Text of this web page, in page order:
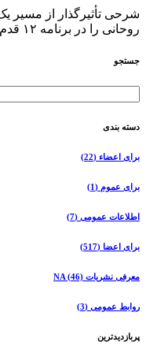
روحانی را در برنامه ۱۲ قدم درک می‌کند.
جستجو
دسته بندی
برای اعضاء (22)
برای عموم (1)
اطلاعات عمومی (7)
برای اعضا (517)
معرفی نشریات NA (46)
روابط عمومی (3)
پربازدیدترین